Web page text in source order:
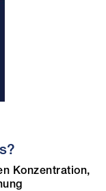
Konzentration,